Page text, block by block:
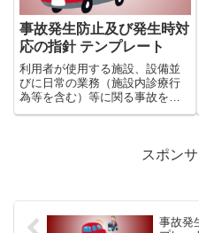
事故発生防止及び発生時対
応の指針 テンプレート
利用者が使用する施設、設備並
びに日常の業務（施設内診療行
為等を含む）等に関る事故を防
ればなりません。これはそのマ
スポン
事故発